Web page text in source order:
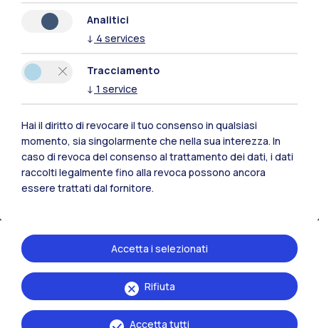
Naviga il sito
Contattaci
Politecnico di Milano, Piazza Leonardo da Vinci 32, 20133 Milano | P.IVA
04376620151 - C.F. 80057930150
Analitici
↓ 4 services
Tracciamento
↓ 1 service
Hai il diritto di revocare il tuo consenso in qualsiasi
momento, sia singolarmente che nella sua interezza. In
caso di revoca del consenso al trattamento dei dati, i dati
raccolti legalmente fino alla revoca possono ancora
essere trattati dal fornitore.
Rifiuta
Accetta i selezionati
Accetta tutti